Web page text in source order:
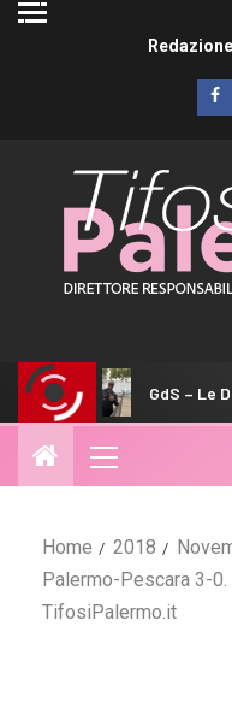
Redazione
GdS – Le Douaron e
Home 2018
Palermo-Pescara 3-
TifosiPalermo.it